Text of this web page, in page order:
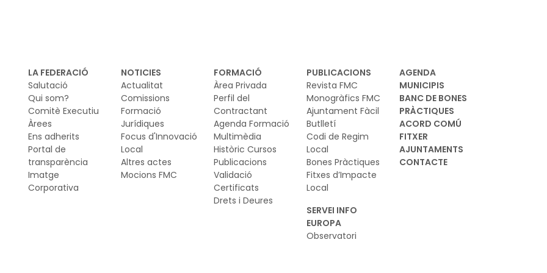
LA FEDERACIÓ
Salutació
Qui som?
Comitè Executiu
Àrees
Ens adherits
Portal de
transparència
Imatge
Corporativa
NOTICIES
Actualitat
Comissions
Formació
Jurídiques
Focus d'Innovació
Local
Altres actes
Mocions FMC
FORMACIÓ
Àrea Privada
Perfil del
Contractant
Agenda Formació
Multimèdia
Històric Cursos
Publicacions
Validació
Certificats
Drets i Deures
PUBLICACIONS
Revista FMC
Monogràfics FMC
Ajuntament Fàcil
Butlletí
Codi de Regim
Local
Bones Pràctiques
Fitxes d’Impacte
Local
SERVEI INFO
EUROPA
Observatori
AGENDA
MUNICIPIS
BANC DE BONES
PRÀCTIQUES
ACORD COMÚ
FITXER
AJUNTAMENTS
CONTACTE